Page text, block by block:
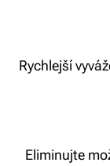
Rychlejší
Eliminujte